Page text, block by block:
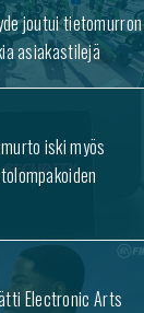
joutui tietomurron
asiakastilejä
iski myös
Electronic Arts